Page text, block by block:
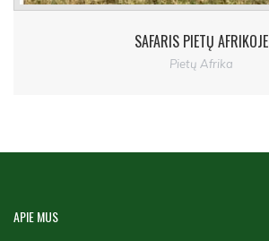
SAFARIS PIETŲ AFRIKOJE
Pietų Afrika
APIEMUS